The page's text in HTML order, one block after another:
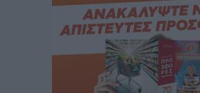
Συναυλία με τον Γιάννη Κότσιρα
πριν 8 ώρες
Έκτακτη συνεδρίαση της